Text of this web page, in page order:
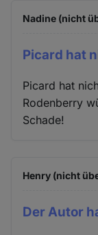
Nadine (nicht
Picard hat
Picard hat
Rodenberry
Schade!
Henry (nicht
Der Autor